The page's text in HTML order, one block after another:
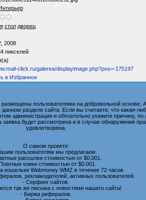
стол дворец
2008
пикселей
click.ru/galerea/displayimage.php?pos=-175197
в Избранное
пользователями на добровольной основе.
разделе сайта. Если вы считаете, что какая-
администрации и обязательно укажите причину, по
будет рассмотрена и в случае обнаружения
удовлетворена.
О самом проекте:
пользователям мы предлагаем:
рассылки стоимостью от $0.001.
клики стоимостью от $0.001.
кошельки Webmoney WMZ в течение 72 часов
рекламодателей, активных пользователей.
- Серфинг сайтов.
так же письма с новостями нашего сайта!
- Биржа рефералов.